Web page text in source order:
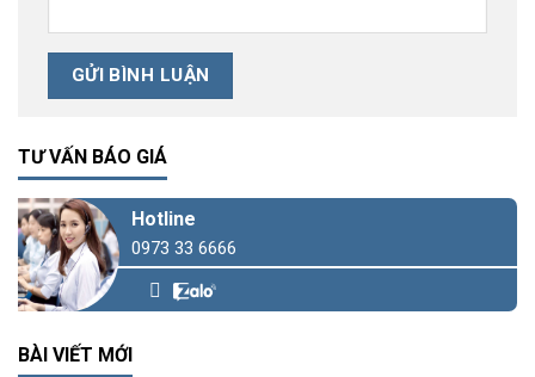
TƯ VẤN BÁO GIÁ
Hotline
0973 33 6666
BÀI VIẾT MỚI